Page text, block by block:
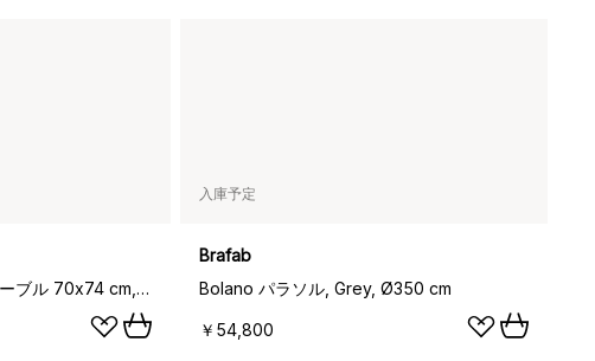
Turin ドロップリーフテーブル 70x74 cm, Natural
入庫予定
Brafab
Bolano パラソル, Grey, Ø350 cm
￥54,800